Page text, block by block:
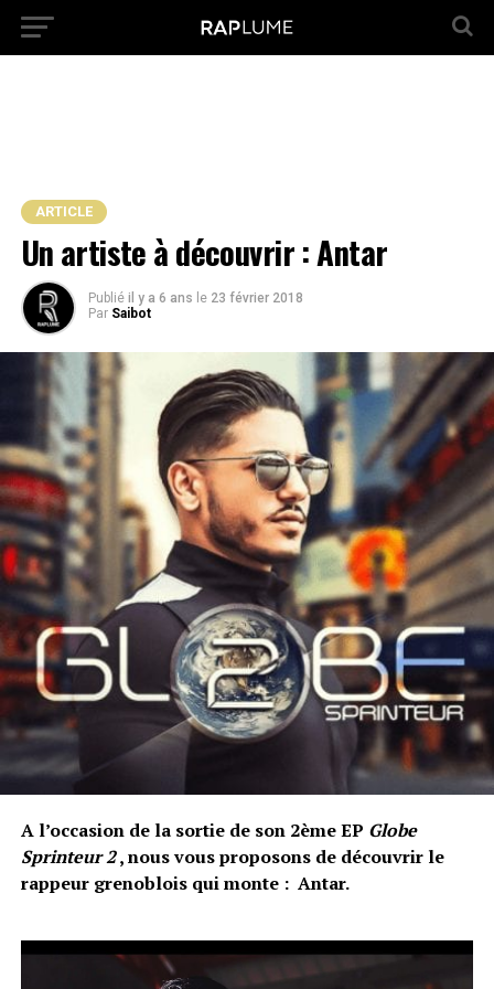
ARTICLE
Un artiste à découvrir : Antar
Publié il y a 6 ans le 23 février 2018
Par Saibot
A l’occasion de la sortie de son 2ème EP Globe
Sprinteur 2, nous vous proposons de découvrir le
rappeur grenoblois qui monte : Antar.